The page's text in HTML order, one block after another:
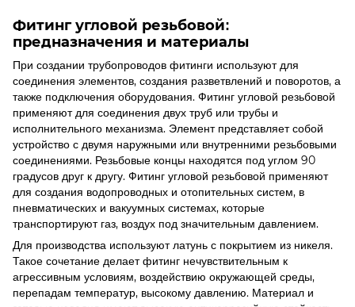
Фитинг угловой резьбовой:
предназначения и материалы
При создании трубопроводов фитинги используют для
соединения элементов, создания разветвлений и поворотов, а
также подключения оборудования. Фитинг угловой резьбовой
применяют для соединения двух труб или трубы и
исполнительного механизма. Элемент представляет собой
устройство с двумя наружными или внутренними резьбовыми
соединениями. Резьбовые концы находятся под углом 90
градусов друг к другу. Фитинг угловой резьбовой применяют
для создания водопроводных и отопительных систем, в
пневматических и вакуумных системах, которые
транспортируют газ, воздух под значительным давлением.
Для производства используют латунь с покрытием из никеля.
Такое сочетание делает фитинг нечувствительным к
агрессивным условиям, воздействию окружающей среды,
перепадам температур, высокому давлению. Материал и